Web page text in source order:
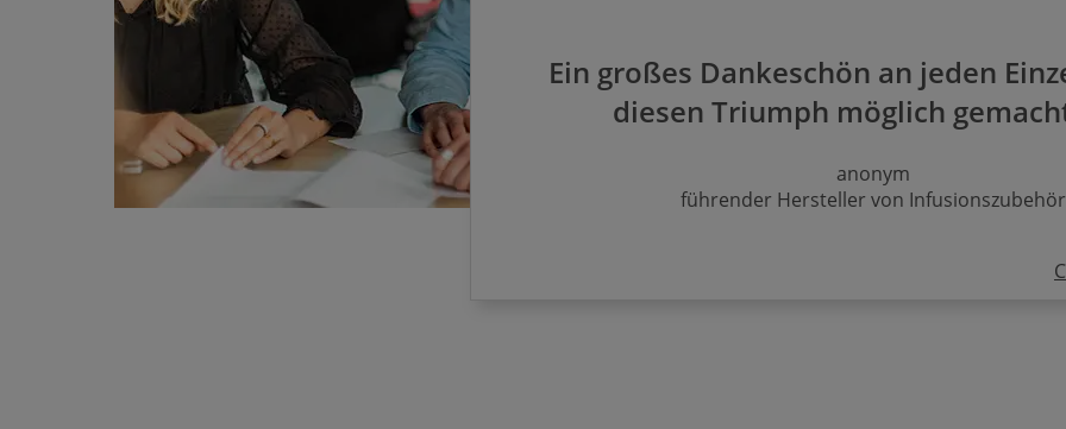
Ein großes Dankeschön an jeden
diesen Triumph möglich
anonym
führender Hersteller von Infusionszubehör